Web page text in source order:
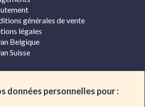
générales de vente
légales
Belgique
Suisse
données personnelles pour :